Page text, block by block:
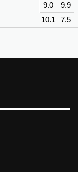
9.0
9.9
10.1
7.5